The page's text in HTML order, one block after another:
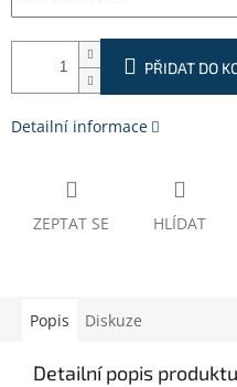
PŘIDAT DO
Detailní informace
ZEPTAT SE HLÍDAT
Popis Diskuze
Detailní popis produktu